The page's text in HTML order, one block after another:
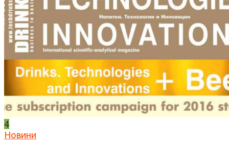
4
Новини